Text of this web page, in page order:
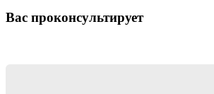
Вас проконсультирует